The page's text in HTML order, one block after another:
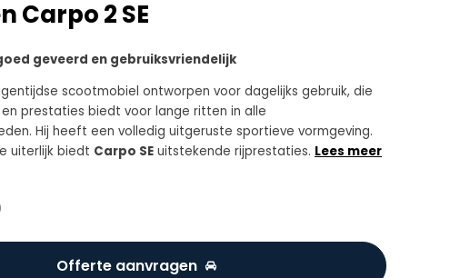
Carpo 2 SE
geveerd en gebruiksvriendelijk
scootmobiel ontworpen voor dagelijks gebruik, die
prestaties biedt voor lange ritten in alle
Hij heeft een volledig uitgeruste sportieve vormgeving.
uiterlijk biedt Carpo SE uitstekende rijprestaties. Lees meer
Offerte aanvragen